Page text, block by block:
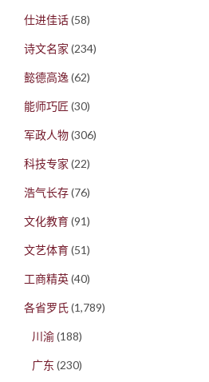
仕进佳话(58)
诗文名家 (234)
懿德高逸(62)
能师巧匠 (30)
军政人物(306)
科技专家 (22)
浩气长存(76)
文化教育(91)
文艺体育(51)
工商精英(40)
各省罗氏(1,789)
川渝(188)
广东 (230)